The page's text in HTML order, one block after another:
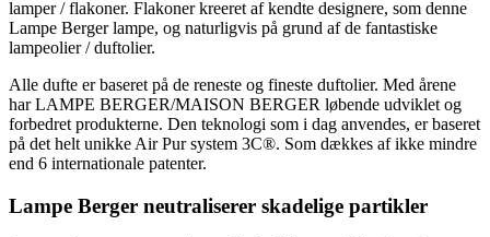
lamper / flakoner. Flakoner kreeret af kendte designere, som denne
Lampe Berger lampe, og naturligvis på grund af de fantastiske
lampeolier / duftolier.
Alle dufte er baseret på de reneste og fineste duftolier. Med årene
har LAMPE BERGER/MAISON BERGER løbende udviklet og
forbedret produkterne. Den teknologi som i dag anvendes, er baseret
på det helt unikke Air Pur system 3C®. Som dækkes af ikke mindre
end 6 internationale patenter.
Lampe Berger neutraliserer skadelige partikler